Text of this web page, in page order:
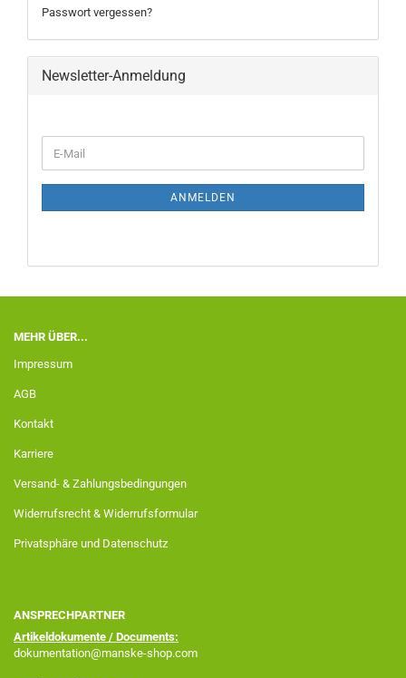
Passwort vergessen?
Newsletter-Anmeldung
ANMELDEN
MEHR ÜBER...
Impressum
AGB
Kontakt
Karriere
Versand- & Zahlungsbedingungen
Widerrufsrecht & Widerrufsformular
Privatsphäre und Datenschutz
ANSPRECHPARTNER
Artikeldokumente / Documents:
dokumentation@manske-shop.com